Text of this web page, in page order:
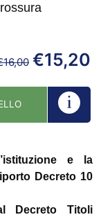
16,00 €15,20
e la
Decreto 10
Decreto Titoli